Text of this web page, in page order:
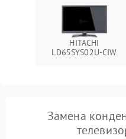
HITACHI
LD65SYS02U-CIW
Замена